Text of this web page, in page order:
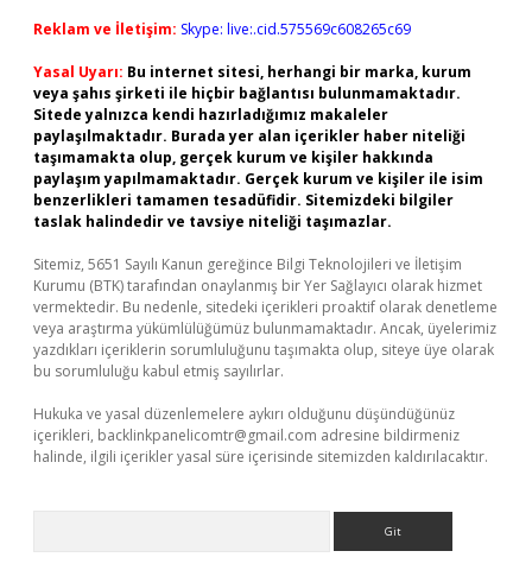
Reklam ve İletişim: Skype: live:.cid.575569c608265c69
Yasal Uyarı: Bu internet sitesi, herhangi bir marka, kurum
veya şahıs şirketi ile hiçbir bağlantısı bulunmamaktadır.
Sitede yalnızca kendi hazırladığımız makaleler
paylaşılmaktadır. Burada yer alan içerikler haber niteliği
taşımamakta olup, gerçek kurum ve kişiler hakkında
paylaşım yapılmamaktadır. Gerçek kurum ve kişiler ile isim
benzerlikleri tamamen tesadüfidir. Sitemizdeki bilgiler
taslak halindedir ve tavsiye niteliği taşımazlar.
Sitemiz, 5651 Sayılı Kanun gereğince Bilgi Teknolojileri ve İletişim
Kurumu (BTK) tarafından onaylanmış bir Yer Sağlayıcı olarak hizmet
vermektedir. Bu nedenle, sitedeki içerikleri proaktif olarak denetleme
veya araştırma yükümlülüğümüz bulunmamaktadır. Ancak, üyelerimiz
yazdıkları içeriklerin sorumluluğunu taşımakta olup, siteye üye olarak
bu sorumluluğu kabul etmiş sayılırlar.
Hukuka ve yasal düzenlemelere aykırı olduğunu düşündüğünüz
içerikleri, backlinkpanelicomtr@gmail.com adresine bildirmeniz
halinde, ilgili içerikler yasal süre içerisinde sitemizden kaldırılacaktır.